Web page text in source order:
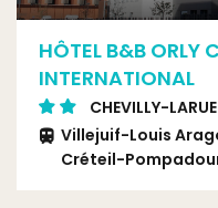
HÔTEL B&B ORLY
INTERNATIONAL
CHEVILLY-LARUE
Villejuif-Louis
Créteil-Pompadour